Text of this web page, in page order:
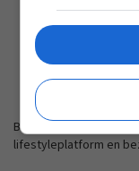
Blijf op de hoogte met
lifestyleplatform en